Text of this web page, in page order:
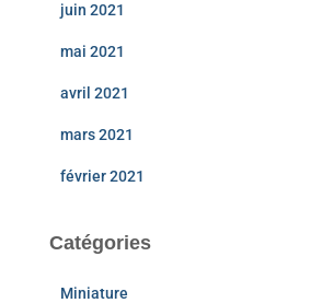
juin 2021
mai 2021
avril 2021
mars 2021
février 2021
Catégories
Miniature